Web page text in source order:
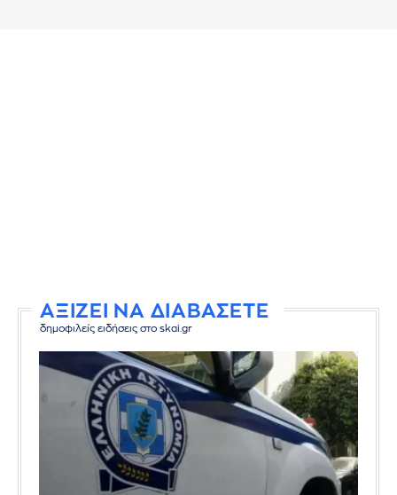
ΑΞΙΖΕΙ ΝΑ ΔΙΑΒΑΣΕΤΕ
δημοφιλείς ειδήσεις στο skai.gr